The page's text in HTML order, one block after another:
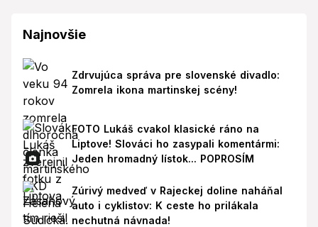
Najnovšie
Zdrvujúca správa pre slovenské divadlo:
Zomrela ikona martinskej scény!
FOTO Lukáš cvakol klasické ráno na
Liptove! Slováci ho zasypali komentármi:
Jeden hromadný lístok... POPROSÍM
Zúrivý medveď v Rajeckej doline naháňal
auto i cyklistov: K ceste ho prilákala
nechutná návnada!